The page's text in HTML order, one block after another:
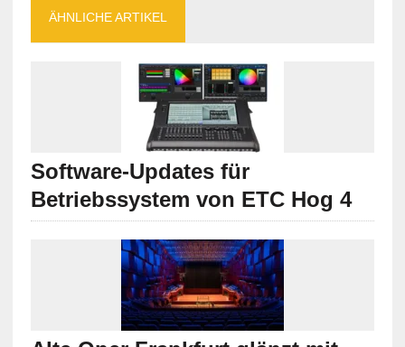
ÄHNLICHE ARTIKEL
Software-Updates für
Betriebssystem von ETC Hog 4